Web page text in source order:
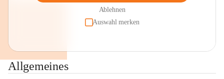
Ablehnen
Auswahl merken
Allgemeines